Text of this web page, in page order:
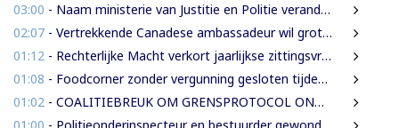
03:00 - Naam ministerie van Justitie en Politie verandert naar Justitie en Veiligheid
02:07 - Vertrekkende Canadese ambassadeur wil grotere rol voor Canada in Suriname
01:12 - Rechterlijke Macht verkort jaarlijkse zittingsvrije periode naar één maand
01:08 - Foodcorner zonder vergunning gesloten tijdens derde dag integrale controles
01:02 - COALITIEBREUK OM GRENSPROTOCOL ONWAARSCHIJNLIJK